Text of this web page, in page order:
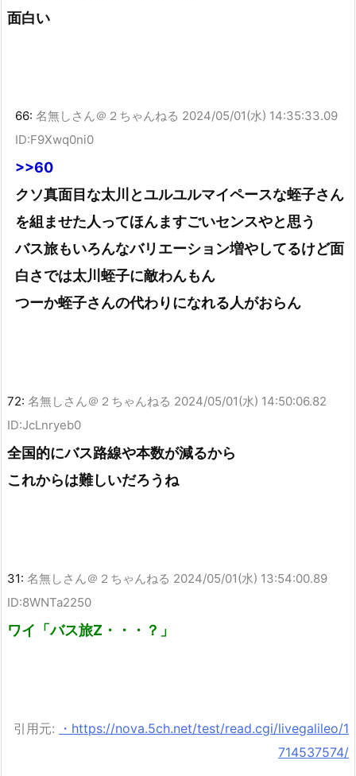
面白い
66: 名無しさん＠２ちゃんねる 2024/05/01(水) 14:35:33.09
ID:F9Xwq0ni0
>>60
クソ真面目な太川とユルユルマイペースな蛭子さん
を組ませた人ってほんますごいセンスやと思う
バス旅もいろんなバリエーション増やしてるけど面
白さでは太川蛭子に敵わんもん
つーか蛭子さんの代わりになれる人がおらん
72: 名無しさん＠２ちゃんねる 2024/05/01(水) 14:50:06.82
ID:JcLnryeb0
全国的にバス路線や本数が減るから
これからは難しいだろうね
31: 名無しさん＠２ちゃんねる 2024/05/01(水) 13:54:00.89
ID:8WNTa2250
ワイ「バス旅Z・・・？」
引用元:
・https://nova.5ch.net/test/read.cgi/livegalileo/1
714537574/